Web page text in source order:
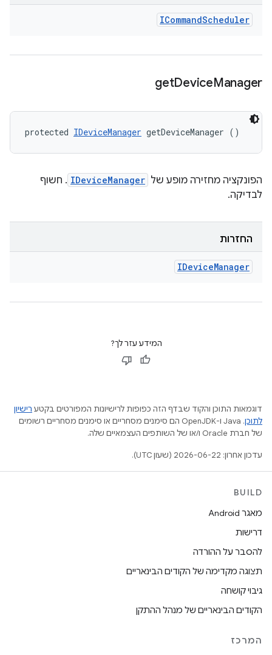
ICommandScheduler
getDeviceManager
protected IDeviceManager getDeviceManager ()
הפונקציה מחזירה מופע של IDeviceManager . חשוף
לבדיקה.
החזרות
IDeviceManager
המידע עזר לך?
דוגמאות התוכן והקוד שבדף הזה כפופות לרישיונות המפורטים בקטע רישיון
לתוכן
.‏ Java ו-OpenJDK הם סימנים מסחריים או סימנים מסחריים רשומים
של חברת Oracle ו/או של השותפים העצמאיים שלה.
עדכון אחרון: 2026-06-22 (שעון UTC).
BUILD
מאגר Android
דרישות
להסבר על ההורדה
תצוגה מקדימה של הקודים הבינאריים
גיבוי קושחה
הקודים הבינאריים של מנהל ההתקן
המרכז